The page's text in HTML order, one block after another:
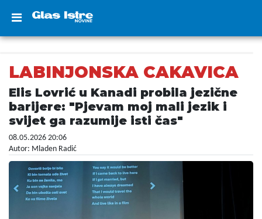
LABINJONSKA CAKAVICA
Elis Lovrić u Kanadi probila jezične
barijere: "Pjevam moj mali jezik i
svijet ga razumije isti čas"
08.05.2026 20:06
Autor: Mladen Radić